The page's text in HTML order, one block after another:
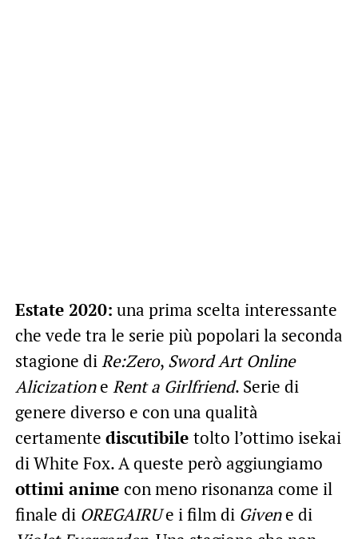
Estate 2020: una prima scelta interessante
che vede tra le serie più popolari la seconda
stagione diRe:Zero, Sword Art Online
Alicizatione Rent a Girlfriend. Serie di
genere diverso e con una qualità
certamente discutibile tolto l’ottimo isekai
di White Fox. A queste però aggiungiamo
ottimi anime con meno risonanza come il
finale di OREGAIRUe i film di Givene di